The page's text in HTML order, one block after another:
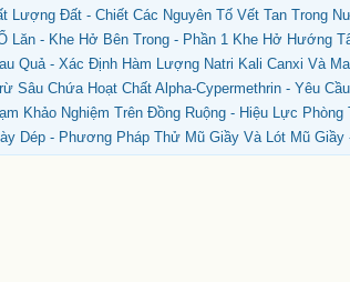
Lượng Đất - Chiết Các Nguyên Tố Vết Tan Trong
Lăn - Khe Hở Bên Trong - Phần 1 Khe Hở Hướng
Quả - Xác Định Hàm Lượng Natri Kali Canxi Và
Sâu Chứa Hoạt Chất Alpha-Cypermethrin - Yêu
Khảo Nghiệm Trên Đồng Ruộng - Hiệu Lực
Dép - Phương Pháp Thử Mũ Giầy Và Lót Mũ